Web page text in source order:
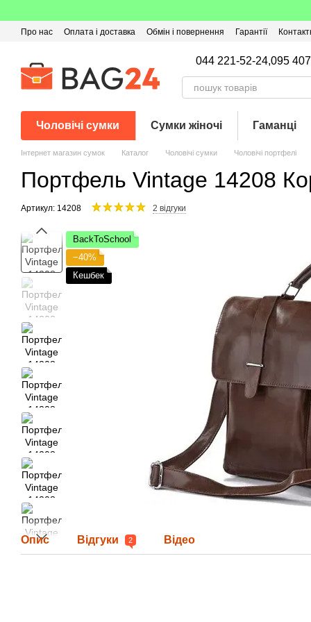
Про нас Оплата і доставка Обмін і повернення Гарантії
044 221-52-24,095
Чоловічі сумки Сумки жіночі Гаманці
Інтернет магазин сумок Каталог Чоловічі сумки Чоловічі портфелі
Портфель Vintage 14208
Артикул: 14208 2 відгуки
BackToSchool
−40%
Кешбек
Опис Відгуки 2 Відео